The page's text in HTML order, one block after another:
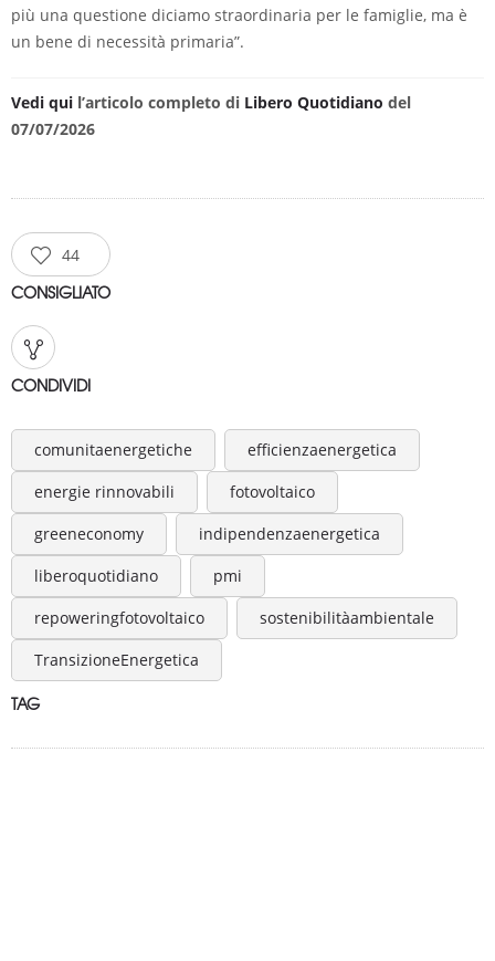
più una questione diciamo straordinaria per le famiglie, ma è
un bene di necessità primaria”.
Vedi qui l’articolo completo di Libero Quotidiano del
07/07/2026
44
CONSIGLIATO
CONDIVIDI
comunitaenergetiche
efficienzaenergetica
energie rinnovabili
fotovoltaico
greeneconomy
indipendenzaenergetica
liberoquotidiano
pmi
repoweringfotovoltaico
sostenibilitàambientale
TransizioneEnergetica
TAG